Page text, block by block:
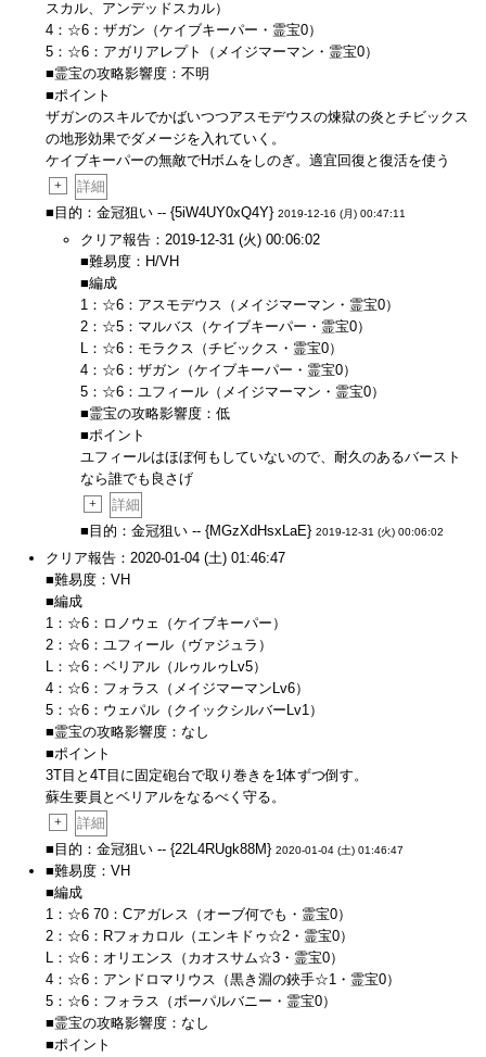
スカル、アンデッドスカル）
4：☆6：ザガン（ケイブキーパー・霊宝0）
5：☆6：アガリアレプト（メイジマーマン・霊宝0）
■霊宝の攻略影響度：不明
■ポイント
ザガンのスキルでかばいつつアスモデウスの煉獄の炎とチビックス
の地形効果でダメージを入れていく。
ケイブキーパーの無敵でHボムをしのぎ。適宜回復と復活を使う
+
詳細
■目的：金冠狙い -- {5iW4UY0xQ4Y} 2019-12-16 (月) 00:47:11
クリア報告：2019-12-31 (火) 00:06:02
■難易度：H/VH
■編成
1：☆6：アスモデウス（メイジマーマン・霊宝0）
2：☆5：マルバス（ケイブキーパー・霊宝0）
L：☆6：モラクス（チビックス・霊宝0）
4：☆6：ザガン（ケイブキーパー・霊宝0）
5：☆6：ユフィール（メイジマーマン・霊宝0）
■霊宝の攻略影響度：低
■ポイント
ユフィールはほぼ何もしていないので、耐久のあるバースト
なら誰でも良さげ
+
詳細
■目的：金冠狙い -- {MGzXdHsxLaE} 2019-12-31 (火) 00:06:02
クリア報告：2020-01-04 (土) 01:46:47
■難易度：VH
■編成
1：☆6：ロノウェ（ケイブキーパー）
2：☆6：ユフィール（ヴァジュラ）
L：☆6：ベリアル（ルゥルゥLv5）
4：☆6：フォラス（メイジマーマンLv6）
5：☆6：ウェパル（クイックシルバーLv1）
■霊宝の攻略影響度：なし
■ポイント
3T目と4T目に固定砲台で取り巻きを1体ずつ倒す。
蘇生要員とベリアルをなるべく守る。
+
詳細
■目的：金冠狙い -- {22L4RUgk88M} 2020-01-04 (土) 01:46:47
■難易度：VH
■編成
1：☆6 70：Cアガレス（オーブ何でも・霊宝0）
2：☆6：Rフォカロル（エンキドゥ☆2・霊宝0）
L：☆6：オリエンス（カオスサム☆3・霊宝0）
4：☆6：アンドロマリウス（黒き淵の鋏手☆1・霊宝0）
5：☆6：フォラス（ボーパルバニー・霊宝0）
■霊宝の攻略影響度：なし
■ポイント